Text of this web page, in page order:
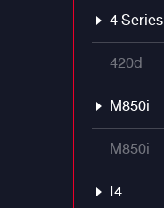
4 Series
420d
M850i
M850i
I4